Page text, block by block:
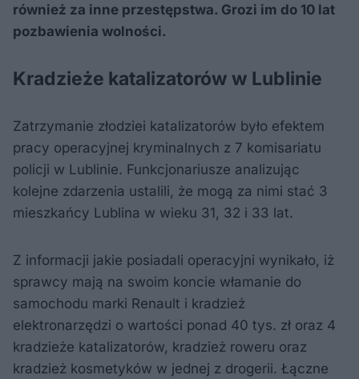
również za inne przestępstwa. Grozi im do 10 lat
pozbawienia wolności.
Kradzieże katalizatorów w Lublinie
Zatrzymanie złodziei katalizatorów było efektem
pracy operacyjnej kryminalnych z 7 komisariatu
policji w Lublinie. Funkcjonariusze analizując
kolejne zdarzenia ustalili, że mogą za nimi stać 3
mieszkańcy Lublina w wieku 31, 32 i 33 lat.
Z informacji jakie posiadali operacyjni wynikało, iż
sprawcy mają na swoim koncie włamanie do
samochodu marki Renault i kradzież
elektronarzędzi o wartości ponad 40 tys. zł oraz 4
kradzieże katalizatorów, kradzież roweru oraz
kradzież kosmetyków w jednej z drogerii. Łączne